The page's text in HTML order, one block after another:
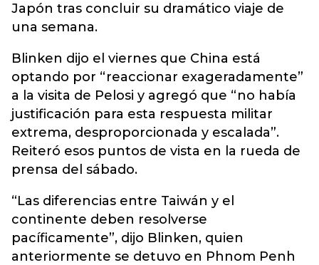
Japón tras concluir su dramático viaje de
una semana.
Blinken dijo el viernes que China está
optando por “reaccionar exageradamente”
a la visita de Pelosi y agregó que “no había
justificación para esta respuesta militar
extrema, desproporcionada y escalada”.
Reiteró esos puntos de vista en la rueda de
prensa del sábado.
“Las diferencias entre Taiwán y el
continente deben resolverse
pacíficamente”, dijo Blinken, quien
anteriormente se detuvo en Phnom Penh